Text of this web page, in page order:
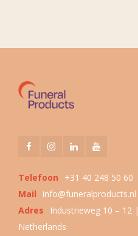
Telefoon
+31 40 248 50 60
Mail
info@funeralproducts.nl
Adres
Industrieweg 10 –
Netherlands